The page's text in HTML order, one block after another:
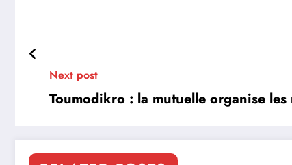
Next post
Toumodikro : la mutuelle organise